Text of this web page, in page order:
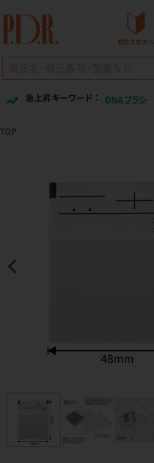
初めての方へ
急上昇キーワード ： DNAブラシ
TOP